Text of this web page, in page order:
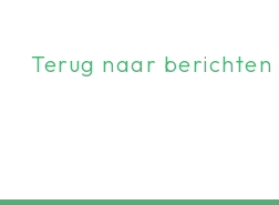
Terug naar berichten